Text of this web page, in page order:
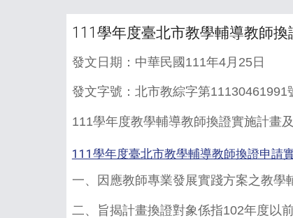
111學年度臺北市教學輔導教師
發文日期：中華民國111年4月25日
發文字號：北市教綜字第11130461991
111學年度教學輔導教師換證實施計畫及
111學年度臺北市教學輔導教師換證申請
一、因應教師專業發展實踐方案之教學
二、旨揭計畫換證對象係指102年度以